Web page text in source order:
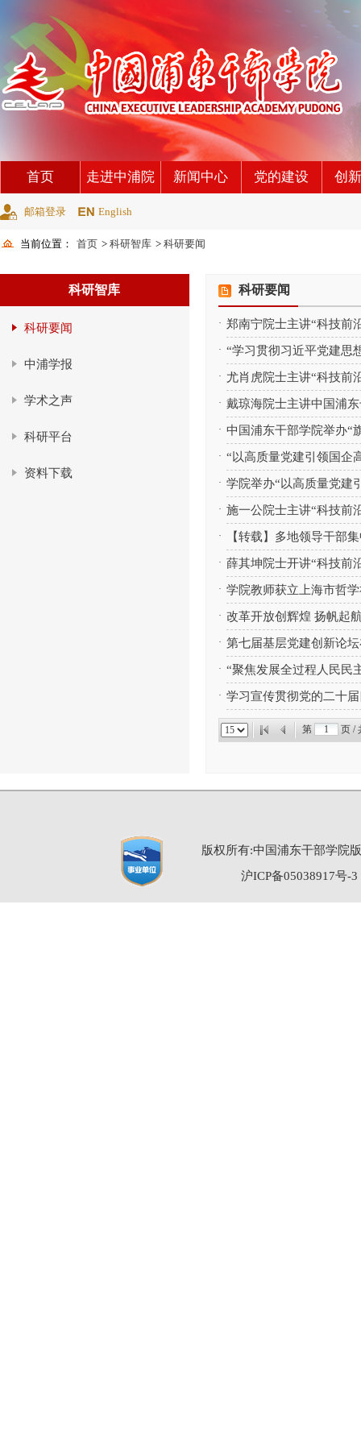
首页 走进中浦院 新闻中心 党的建设 创
邮箱登录 English
当前位置： 首页 > 科研智库 > 科研要闻
科研智库
科研要闻
中浦学报
学术之声
科研平台
资料下载
科研要闻
· 郑南宁院士主讲“科技前
· “学习贯彻习近平党建思
· 尤肖虎院士主讲“科技前
· 戴琼海院士主讲中国浦
· 中国浦东干部学院举办“
· “以高质量党建引领国企
· 学院举办“以高质量党建
· 施一公院士主讲“科技前
· 【转载】多地领导干部
· 薛其坤院士开讲“科技前
· 学院教师获立上海市哲
· 改革开放创辉煌 扬帆起
· 第七届基层党建创新论
· “聚焦发展全过程人民民
· 学习宣传贯彻党的二十
第 页 /
版权所有:中国浦东干部学院
沪ICP备05038917号-3